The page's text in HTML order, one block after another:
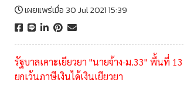
เผยแพร่เมื่อ 30 Jul 2021 15:39
รัฐบาลเคาะเยียวยา "นายจ้าง-ม.33" พื้นที่
ยกเว้นภาษีเงินได้เงินเยียวยา